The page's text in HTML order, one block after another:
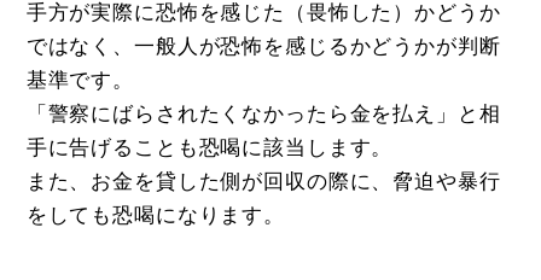
手方が実際に恐怖を感じた（畏怖した）かどうか
ではなく、一般人が恐怖を感じるかどうかが判断
基準です。
「警察にばらされたくなかったら金を払え」と相
手に告げることも恐喝に該当します。
また、お金を貸した側が回収の際に、脅迫や暴行
をしても恐喝になります。